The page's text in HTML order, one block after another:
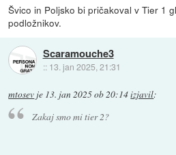
Švico in Poljsko bi pričakoval v Tier 1
podložnikov.
Scaramouche3
:: 13. jan 2025, 21:31
mtosev je 13. jan 2025 ob 20:14izjavil:
Zakaj smo mi tier 2?